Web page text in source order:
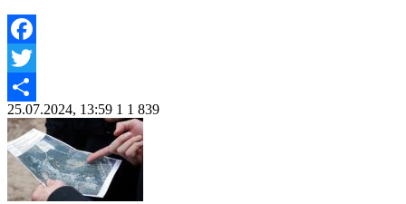
Facebook
Twitter
Share
25.07.2024, 13:59 1 1 839